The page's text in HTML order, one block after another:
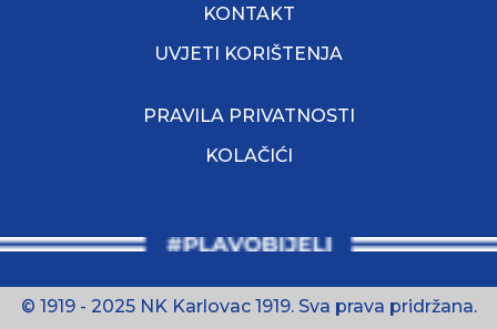
KONTAKT
UVJETI KORIŠTENJA
PRAVILA PRIVATNOSTI
KOLAČIĆI
© 1919 - 2025 NK Karlovac 1919. Sva prava pridržana.